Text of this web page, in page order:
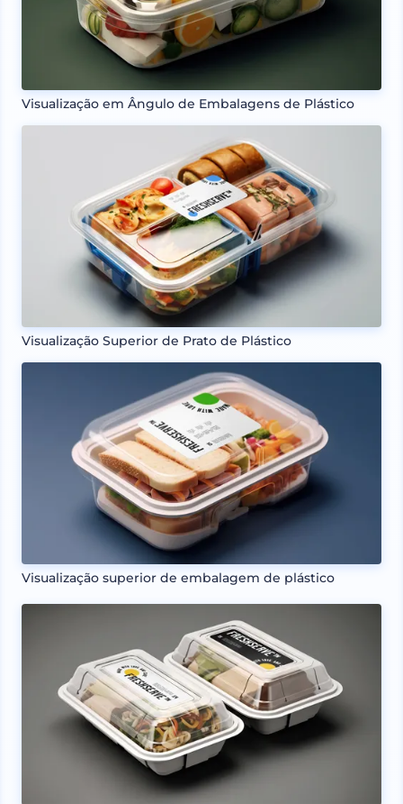
Visualização em Ângulo de Embalagens de Plástico
Visualização Superior de Prato de Plástico
Visualização superior de embalagem de plástico